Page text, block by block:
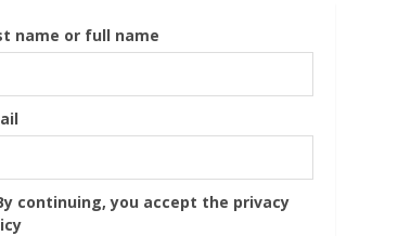
name or full name
continuing, you accept the privacy